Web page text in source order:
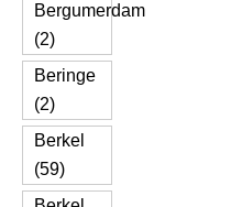
Bergumerdam
(2)
Beringe
(2)
Berkel
(59)